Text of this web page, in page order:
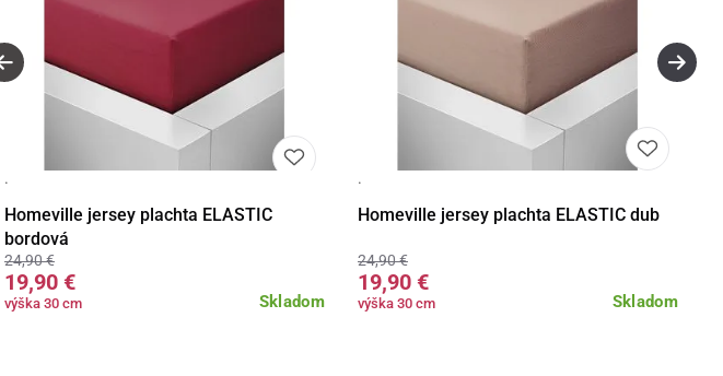
·
Homeville jersey plachta ELASTIC
bordová
Skladom
24,90 €
19,90 €
výška 30 cm
·
Homeville jersey plachta ELASTIC dub
Skladom
24,90 €
19,90 €
výška 30 cm